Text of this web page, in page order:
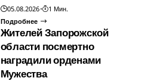
05.08.2026
1 Мин.
Подробнее
Жителей Запорожской
области посмертно
наградили орденами
Мужества